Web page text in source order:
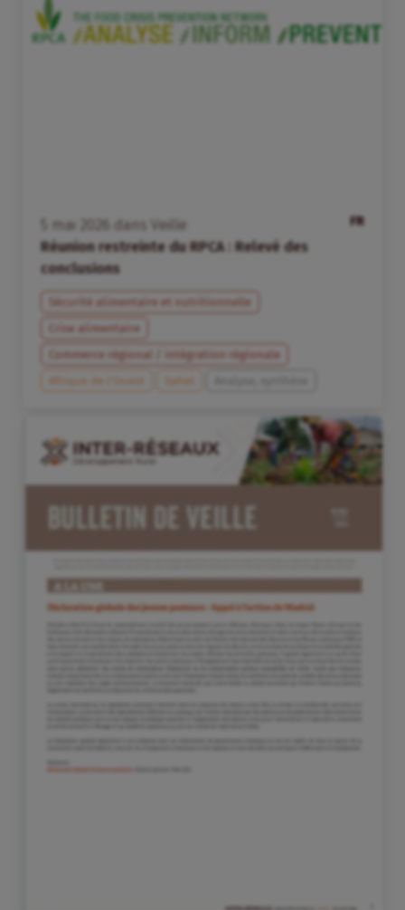
FR
mai dans
Veille
Réunion restreinte du RPCA : Relevé des
conclusions
Sécurité alimentaire et nutritionnelle
Crise alimentaire
Commerce régional / intégration régionale
Afrique de l’Ouest
Sahel